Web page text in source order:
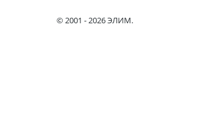
© 2001 - 2026 ЭЛИМ.